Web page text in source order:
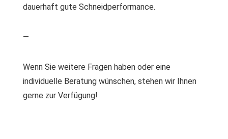
dauerhaft gute Schneidperformance.
—
Wenn Sie weitere Fragen haben oder eine
individuelle Beratung wünschen, stehen wir Ihnen
gerne zur Verfügung!